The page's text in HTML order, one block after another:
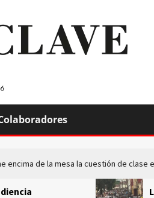
encima de la mesa la cuestión de clase